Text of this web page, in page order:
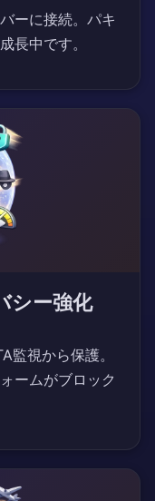
ーに接続。パキ
長中です。
シー強化
監視から保護。
ームがブロック